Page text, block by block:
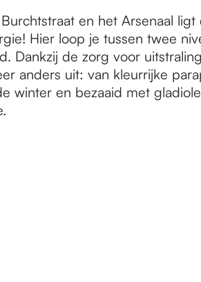
en het Arsenaal
Hier loop je tussen twee
Dankzij de zorg voor
anders uit: van kleurrijke
winter en bezaaid met